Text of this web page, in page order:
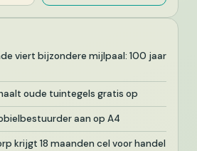
viert bijzondere mijlpaal: 100 jaar
oude tuintegels gratis op
aan op A4
krijgt 18 maanden cel voor handel